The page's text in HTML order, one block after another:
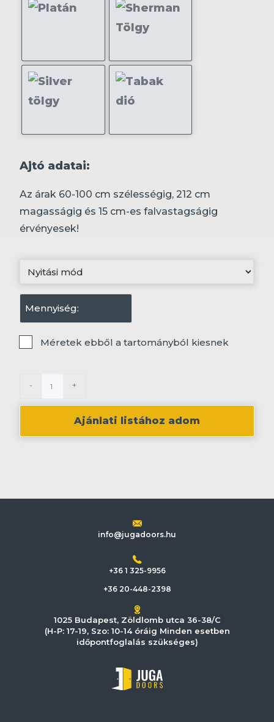
Ajtó adatai:
Az árak 60-100 cm szélességig, 212 cm
magasságig és 15 cm-es falvastagságig
érvényesek!
Nyitási
Tartományból
Méretek ebből a tartományból kiesnek
- +
Ajánlati listához adom
info@jugadoors.hu
+36 1 325-9956
+36 20-448-2398
1025 Budapest, Zöldlomb utca 36-38/C
(H-P: 17-19, Szo: 10-14 óráig Minden esetben
időpontfoglalás szükséges)